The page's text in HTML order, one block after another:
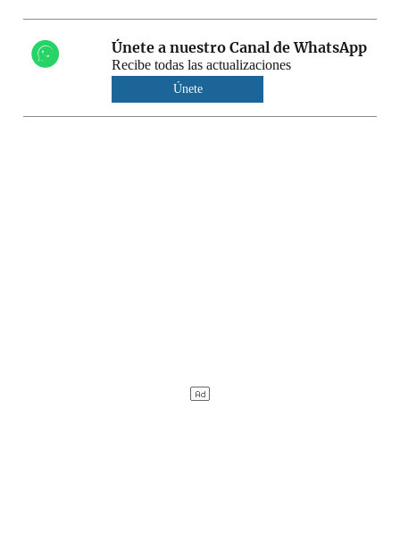
Únete a nuestro Canal de WhatsApp
Recibe todas las actualizaciones
Únete